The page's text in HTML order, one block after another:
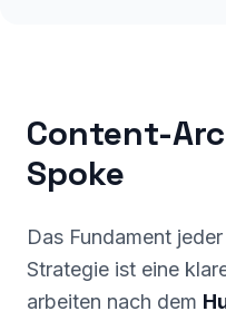
Content-
Spoke
Das Fundament
Strategie ist eine
arbeiten nach dem